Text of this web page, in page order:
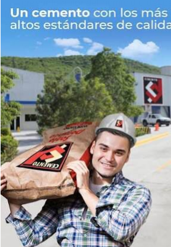
Yeuri Rodríguez Batista
Video: Mariledy Paulino
su dominio en el atletismo
Francisco Ramírez recibe
Lía Díaz para fortalecer la UASD-
Acroarte evaluará primer
al Premios Soberano 2027
Yeral Núñez conquista el oro en
vallas y enaltece a República
Comentarios Recientes